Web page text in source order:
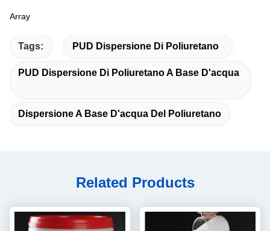
Array
Tags: PUD Dispersione Di Poliuretano
PUD Dispersione Di Poliuretano A Base D'acqua
Dispersione A Base D'acqua Del Poliuretano
Related Products